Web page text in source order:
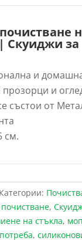
Скуиджи за
и
и
състои от
см.
Категории:
,
на стъкла,
,